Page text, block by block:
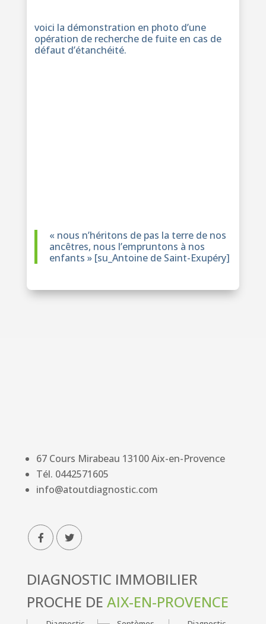
voici la démonstration en photo d’une
opération de recherche de fuite en cas de
défaut d’étanchéité.
« nous n’héritons de pas la terre de nos
ancêtres, nous l’empruntons à nos
enfants » [su_Antoine de Saint-Exupéry]
67 Cours Mirabeau 13100Aix-en-Provence
Tél. 0442571605
info@atoutdiagnostic.com
DIAGNOSTIC IMMOBILIER
PROCHE DE AIX-EN-PROVENCE